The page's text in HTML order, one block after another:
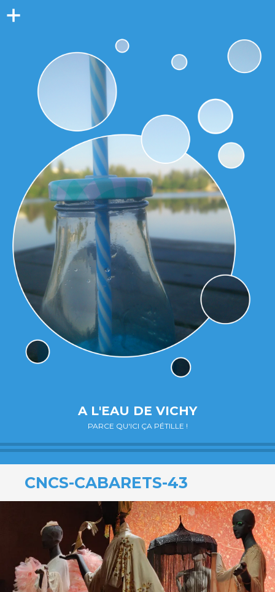
A L'EAU DE VICHY
PARCE QU'ICI ÇA PÉTILLE !
CNCS-CABARETS-43